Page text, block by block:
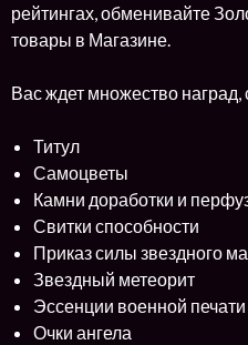
рейтингах, обменивайте
товары в Магазине.
Вас ждет множество наград,
Титул
Самоцветы
Камни доработки и
Свитки способности
Приказ силы звездного
Звездный метеорит
Эссенции военной печати
Очки ангела